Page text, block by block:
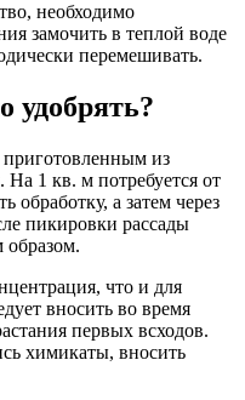
необходимо
замочить в теплой воде
перемешивать.
удобрять?
из
На 1 кв. м потребуется от
обработку, а затем через
пикировки рассады
что и для
вносить во время
первых всходов.
химикаты, вносить